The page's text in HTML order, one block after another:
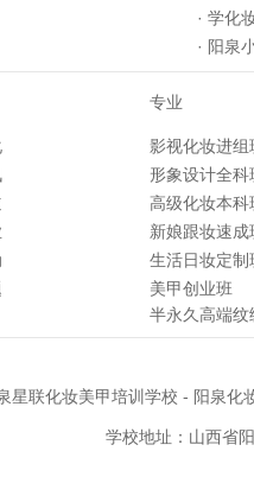
· 学化
· 阳泉
专业
影视化妆进组
形象设计全科
高级化妆本科
新娘跟妆速成
生活日妆定制
美甲创业班
半永久高端纹
星联化妆美甲培训学校 - 阳泉化
学校地址：山西省